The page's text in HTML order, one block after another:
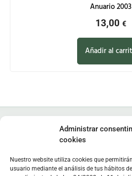
Administrar
cookies
Nuestro website utiliza cookies que
usuario mediante el análisis de tus hábitos
Anuario 2003
13,00 €
Añadir al
Instituto de Estudios Zamoranos